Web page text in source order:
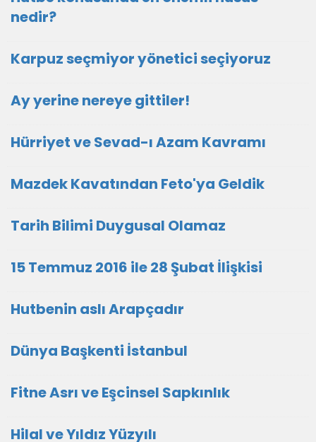
nedir?
Karpuz seçmiyor yönetici seçiyoruz
Ay yerine nereye gittiler!
Hürriyet ve Sevad-ı Azam Kavramı
Mazdek Kavatından Feto'ya Geldik
Tarih Bilimi Duygusal Olamaz
15 Temmuz 2016 ile 28 Şubat İlişkisi
Hutbenin aslı Arapçadır
Dünya Başkenti İstanbul
Fitne Asrı ve Eşcinsel Sapkınlık
Hilal ve Yıldız Yüzyılı